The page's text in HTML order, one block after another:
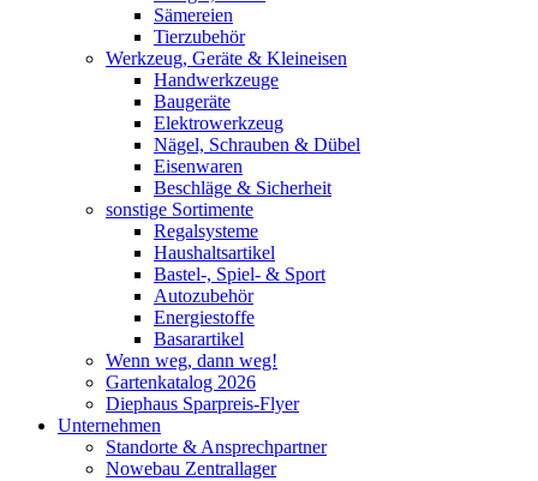
Sämereien
Tierzubehör
Werkzeug, Geräte & Kleineisen
Handwerkzeuge
Baugeräte
Elektrowerkzeug
Nägel, Schrauben & Dübel
Eisenwaren
Beschläge & Sicherheit
sonstige Sortimente
Regalsysteme
Haushaltsartikel
Bastel-, Spiel- & Sport
Autozubehör
Energiestoffe
Basarartikel
Wenn weg, dann weg!
Gartenkatalog 2026
Diephaus Sparpreis-Flyer
Unternehmen
Standorte & Ansprechpartner
Nowebau Zentrallager